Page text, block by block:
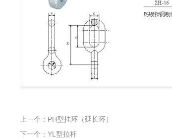
上一个：PH型挂环（延长环）
下一个：YL型拉杆